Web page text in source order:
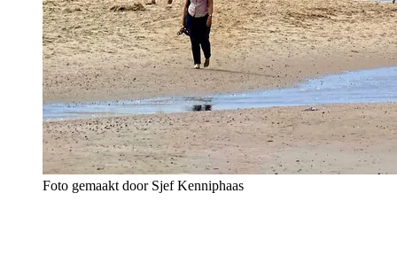
Foto gemaakt door Sjef Kenniphaas